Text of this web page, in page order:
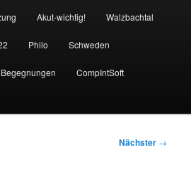
Akut-wichtig! Walzbachtal
Philo Schweden
CompIntSoft
Nächster →